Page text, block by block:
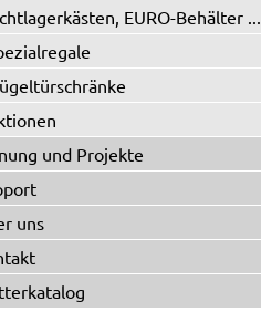
EURO-Behälter ...
und Projekte
uns